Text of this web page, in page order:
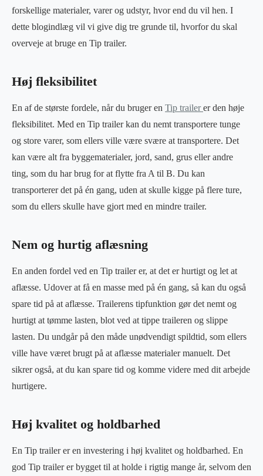
forskellige materialer, varer og udstyr, hvor end du vil hen. I
dette blogindlæg vil vi give dig tre grunde til, hvorfor du skal
overveje at bruge en Tip trailer.
Høj fleksibilitet
En af de største fordele, når du bruger en Tip trailerer den høje
fleksibilitet. Med en Tip trailer kan du nemt transportere tunge
og store varer, som ellers ville være svære at transportere. Det
kan være alt fra byggematerialer, jord, sand, grus eller andre
ting, som du har brug for at flytte fra A til B. Du kan
transporterer det på én gang, uden at skulle kigge på flere ture,
som du ellers skulle have gjort med en mindre trailer.
Nem og hurtig aflæsning
En anden fordel ved en Tip trailer er, at det er hurtigt og let at
aflæsse. Udover at få en masse med på én gang, så kan du også
spare tid på at aflæsse. Trailerens tipfunktion gør det nemt og
hurtigt at tømme lasten, blot ved at tippe traileren og slippe
lasten. Du undgår på den måde unødvendigt spildtid, som ellers
ville have været brugt på at aflæsse materialer manuelt. Det
sikrer også, at du kan spare tid og komme videre med dit arbejde
hurtigere.
Høj kvalitet og holdbarhed
En Tip trailer er en investering i høj kvalitet og holdbarhed. En
god Tip trailer er bygget til at holde i rigtig mange år, selvom den